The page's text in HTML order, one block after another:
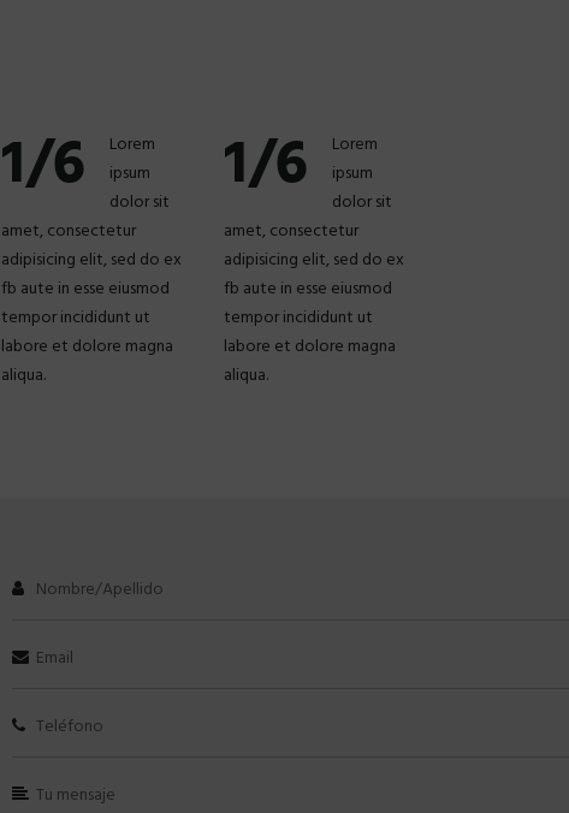
1/6
Lorem
ipsum
dolor sit
amet, consectetur
adipisicing elit, sed do ex
fb aute in esse eiusmod
tempor incididunt ut
labore et dolore magna
aliqua.
1/6
Lorem
ipsum
dolor sit
amet, consectetur
adipisicing elit, sed do ex
fb aute in esse eiusmod
tempor incididunt ut
labore et dolore magna
aliqua.